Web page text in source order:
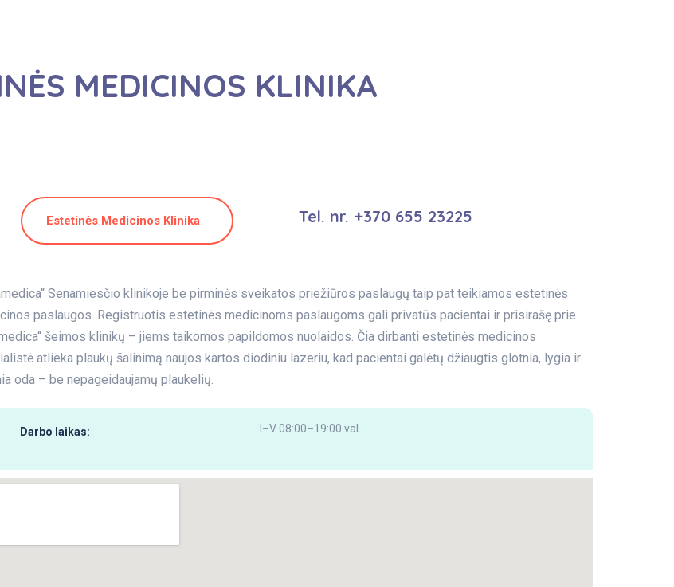
MEDICINOS KLINIKA
Estetinės Medicinos Klinika Tel. nr. +370 655 23225
Senamiesčio klinikoje be pirminės sveikatos priežiūros paslaugų taip pat teikiamos estetinės
paslaugos. Registruotis estetinės medicinoms paslaugoms gali privatūs pacientai ir prisirašę prie
šeimos klinikų – jiems taikomos papildomos nuolaidos. Čia dirbanti estetinės medicinos
atlieka plaukų šalinimą naujos kartos diodiniu lazeriu, kad pacientai galėtų džiaugtis glotnia, lygia ir
oda – be nepageidaujamų plaukelių.
Darbo laikas: I–V 08:00–19:00 val.